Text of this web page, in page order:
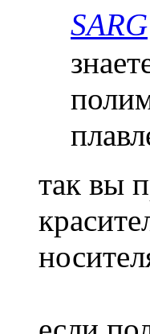
SARG
так вы